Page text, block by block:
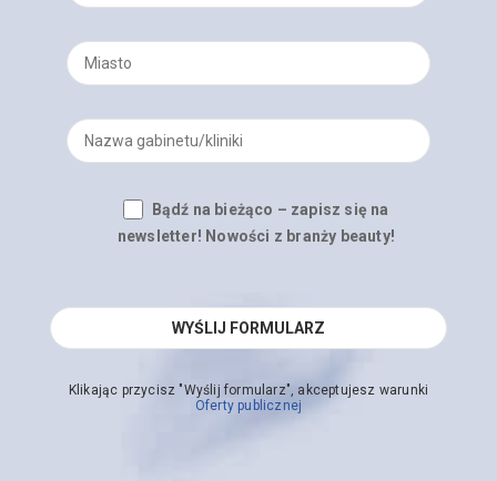
Bądź na bieżąco – zapisz się na
newsletter! Nowości z branży beauty!
Klikając przycisz "Wyślij formularz", akceptujesz warunki
Oferty publicznej